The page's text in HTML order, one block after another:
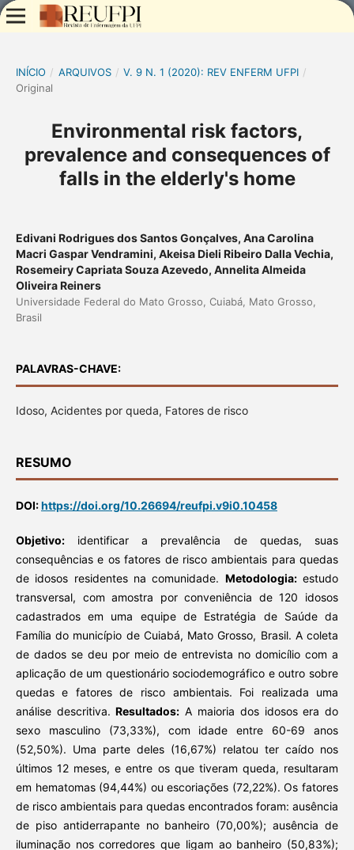
INÍCIO / ARQUIVOS / V. 9 N. 1 (2020): REV ENFERM UFPI /
Original
Environmental risk factors,
prevalence and consequences of
falls in the elderly's home
Edivani Rodrigues dos Santos Gonçalves, Ana Carolina
Macri Gaspar Vendramini, Akeisa Dieli Ribeiro Dalla Vechia,
Rosemeiry Capriata Souza Azevedo, Annelita Almeida
Oliveira Reiners
Universidade Federal do Mato Grosso, Cuiabá, Mato Grosso,
Brasil
PALAVRAS-CHAVE:
Idoso, Acidentes por queda, Fatores de risco
RESUMO
DOI:https://doi.org/10.26694/reufpi.v9i0.10458
Objetivo:identificar a prevalência de quedas, suas
consequências e os fatores de risco ambientais para quedas
de idosos residentes na comunidade. Metodologia:estudo
transversal, com amostra por conveniência de 120 idosos
cadastrados em uma equipe de Estratégia de Saúde da
Família do município de Cuiabá, Mato Grosso, Brasil. A coleta
de dados se deu por meio de entrevista no domicílio com a
aplicação de um questionário sociodemográfico e outro sobre
quedas e fatores de risco ambientais. Foi realizada uma
análise descritiva.Resultados: A maioria dos idosos era do
sexo masculino (73,33%), com idade entre 60-69 anos
(52,50%). Uma parte deles (16,67%) relatou ter caído nos
últimos 12 meses, e entre os que tiveram queda, resultaram
em hematomas (94,44%) ou escoriações (72,22%). Os fatores
de risco ambientais para quedas encontrados foram: ausência
de piso antiderrapante no banheiro (70,00%); ausência de
iluminação nos corredores que ligam ao banheiro (50,83%);